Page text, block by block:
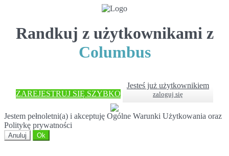
Randkuj z użytkownikami z
Columbus
ZAREJESTRUJ SIĘ SZYBKO
Jesteś już użytkownikiem
zaloguj się
Jestem pełnoletni(a) i akceptuję Ogólne Warunki Użytkowania oraz
Politykę prywatności
Anuluj Ok